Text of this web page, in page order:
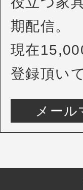
期配信。
現在
登録頂い
メール